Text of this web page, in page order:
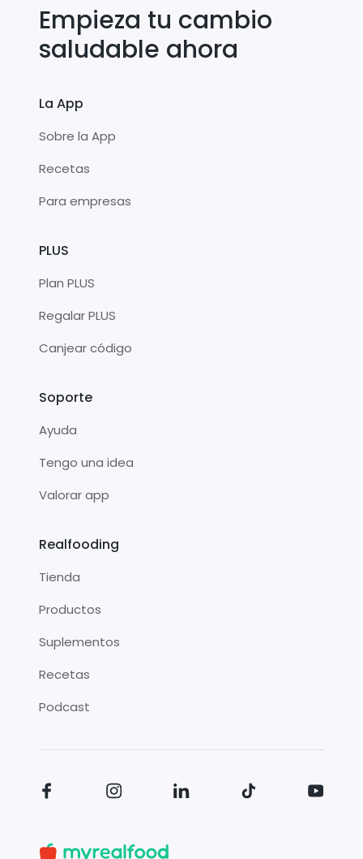
Empieza tu cambio
saludable ahora
La App
Sobre la App
Recetas
Para empresas
PLUS
Plan PLUS
Regalar PLUS
Canjear código
Soporte
Ayuda
Tengo una idea
Valorar app
Realfooding
Tienda
Productos
Suplementos
Recetas
Podcast